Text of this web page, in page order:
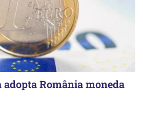
adopta România moneda